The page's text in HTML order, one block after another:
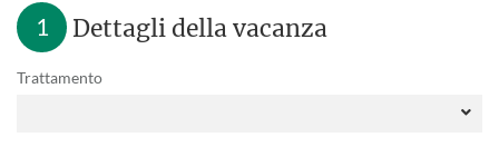
1 Dettagli della vacanza
Trattamento